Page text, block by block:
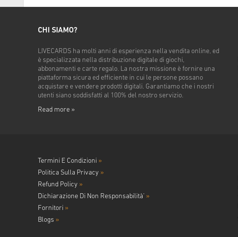
CHI SIAMO?
LIVECARDS ha molti anni di esperienza nella vendita online, ed
è specializzata nella distribuzione digitale di giochi,
abbonamenti e carte regalo. La nostra missione è fornire una
piattaforma sicura ed efficiente in cui le persone possano
acquistare e vendere prodotti digitali. Garantiamo che i nostri
utenti siano soddisfatti al 100% del nostro servizio.
Read more »
Termini E Condizioni »
Politica Sulla Privacy »
Refund Policy »
Dichiarazione Di Non Responsabilità' »
Fornitori »
Blogs »